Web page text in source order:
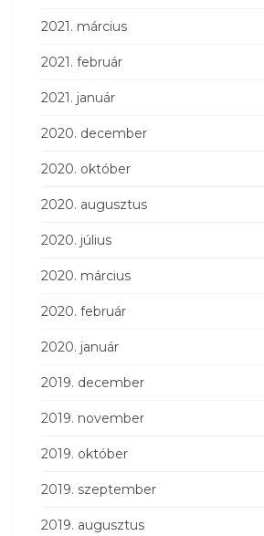
2021. március
2021. február
2021. január
2020. december
2020. október
2020. augusztus
2020. július
2020. március
2020. február
2020. január
2019. december
2019. november
2019. október
2019. szeptember
2019. augusztus